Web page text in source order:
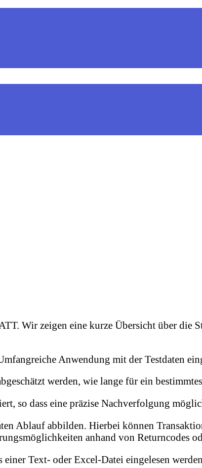
Wir zeigen eine kurze Übersicht über die
Anwendung mit der Testdaten
werden, wie lange für ein
so dass eine präzise Nachverfolgung
Ablauf abbilden. Hierbei können
anhand von Returncodes
Text- oder Excel-Datei eingelesen